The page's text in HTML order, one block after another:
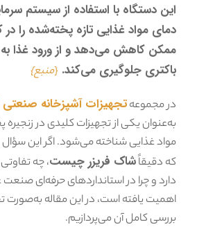
این دستگاه با استفاده از سیستم
دمای مواد غذایی تازه پخته‌شده را در
ممکن کاهش می‌دهد و از ورود غذا
باکتری جلوگیری می‌کند. {منبع}
در مجموعهتجهیزات آشپزخانه صنعتی
به‌عنوان یکی از تجهیزات کلیدی در
مواد غذایی شناخته می‌شود. اگر این
که دقیقاًشاک فریزر چیست، چه
دارد و چرا در استانداردهای حرفه‌ای صنعت
اهمیت یافته است، در این مقاله
بررسی کامل آن می‌پردازیم.